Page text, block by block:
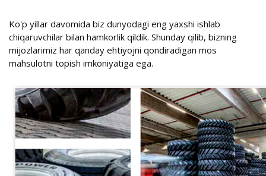
Ko'p yillar davomida biz dunyodagi eng yaxshi ishlab
chiqaruvchilar bilan hamkorlik qildik. Shunday qilib, bizning
mijozlarimiz har qanday ehtiyojni qondiradigan mos
mahsulotni topish imkoniyatiga ega.